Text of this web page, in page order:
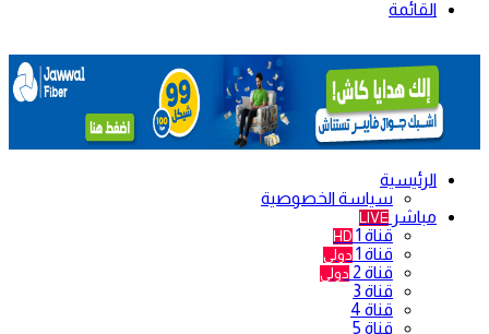
القائمة
الرئيسية
سياسة الخصوصية
مباشر LIVE
قناة 1 HD
قناة 1 دولي
قناة 2 دولي
قناة 3
قناة 4
قناة 5